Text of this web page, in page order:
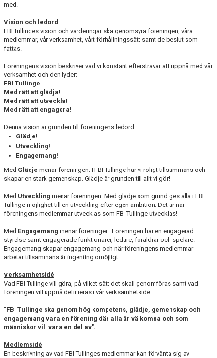
SOCIALT
DOKUMENT
med.
Vision och ledord
FBI Tullinges vision och värderingar ska genomsyra föreningen, våra
medlemmar, vår verksamhet, vårt förhållningssätt samt de beslut som
fattas.
Föreningens vision beskriver vad vi konstant eftersträvar att uppnå med vår
verksamhet och den lyder:
FBI Tullinge
Med rätt att glädja!
Med rätt att utveckla!
Med rätt att engagera!
Denna vision är grunden till föreningens ledord:
Glädje!
Utveckling!
Engagemang!
Med Glädje menar föreningen: I FBI Tullinge har vi roligt tillsammans och
skapar en stark gemenskap. Glädje är grunden till allt vi gör!
Med Utveckling menar föreningen: Med glädje som grund ges alla i FBI
Tullinge möjlighet till en utveckling efter egen ambition. Det är när
föreningens medlemmar utvecklas som FBI Tullinge utvecklas!
Med Engagemang menar föreningen: Föreningen har en engagerad
styrelse samt engagerade funktionärer, ledare, föräldrar och spelare.
Engagemang skapar engagemang och när föreningens medlemmar
arbetar tillsammans är ingenting omöjligt.
Verksamhetsidé
Vad FBI Tullinge vill göra, på vilket sätt det skall genomföras samt vad
föreningen vill uppnå definieras i vår verksamhetsidé:
"FBI Tullinge ska genom hög kompetens, glädje, gemenskap och
engagemang vara en förening där alla är välkomna och som
människor vill vara en del av".
Medlemsidé
En beskrivning av vad FBI Tullinges medlemmar kan förvänta sig av